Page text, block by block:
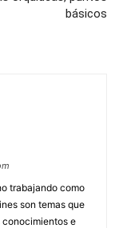
básicos
trabajando como
son temas que
conocimientos e